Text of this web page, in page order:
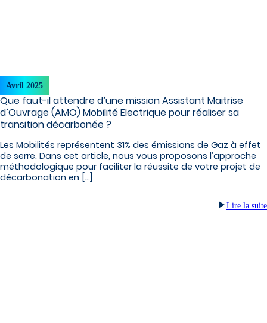
Avril 2025
Que faut-il attendre d’une mission Assistant Maitrise
d’Ouvrage (AMO) Mobilité Electrique pour réaliser sa
transition décarbonée ?
Les Mobilités représentent 31% des émissions de Gaz à effet
de serre. Dans cet article, nous vous proposons l’approche
méthodologique pour faciliter la réussite de votre projet de
décarbonation en […]
Lire la suite